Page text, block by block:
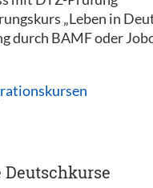
„Leben in
durch BAMF oder